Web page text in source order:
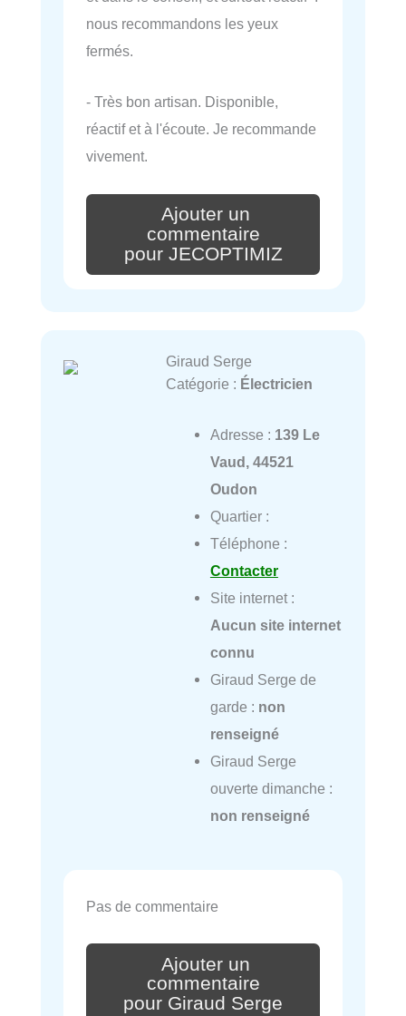
nous recommandons les yeux
fermés.
- Très bon artisan. Disponible,
réactif et à l'écoute. Je recommande
vivement.
Ajouter un
commentaire
pour JECOPTIMIZ
Giraud Serge
Catégorie : Électricien
Adresse : 139 Le
Vaud, 44521
Oudon
Quartier :
Téléphone :
Contacter
Site internet :
Aucun site internet
connu
Giraud Serge de
garde : non
renseigné
Giraud Serge
ouverte dimanche :
non renseigné
Pas de commentaire
Ajouter un
commentaire
pour Giraud Serge